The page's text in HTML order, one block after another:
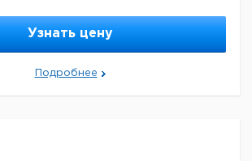
Узнать цену
Подробнее